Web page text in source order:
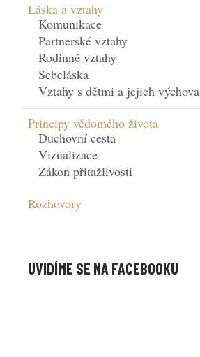
Láska a vztahy
Komunikace
Partnerské vztahy
Rodinné vztahy
Sebeláska
Vztahy s dětmi a jejich výchova
Principy vědomého života
Duchovní cesta
Vizualizace
Zákon přitažlivosti
Rozhovory
UVIDÍME SE NA FACEBOOKU